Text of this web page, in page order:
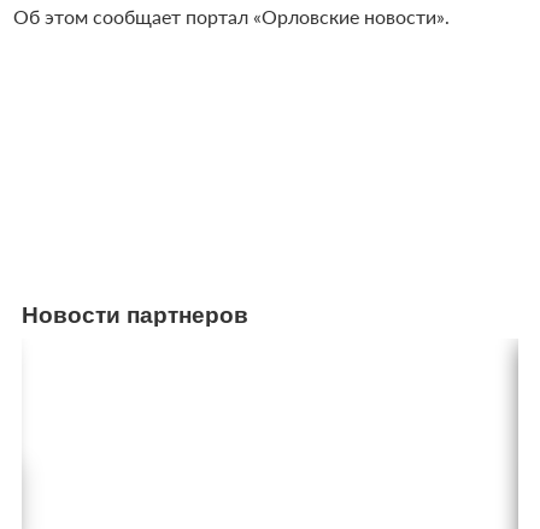
Об этом сообщает портал «Орловские новости».
Новости партнеров